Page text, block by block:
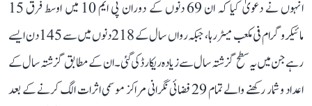
انہوں نے دعویٰ کیا کہ ان 69 دنوں کے دوران پی ایم 10 میں اوسط فرق 15
مائیکروگرام فی مکعب میٹر رہا، جبکہ رواں سال کے 218 دنوں میں سے 145 دن ایسے
رہے جن میں یہ سطح گزشتہ سال سے زیادہ ریکارڈ کی گئی۔ ان کے مطابق گزشتہ سال کے
اعداد و شمار رکھنے والے تمام 29 فضائی نگرانی مراکز موسمی اثرات الگ کرنے کے بعد